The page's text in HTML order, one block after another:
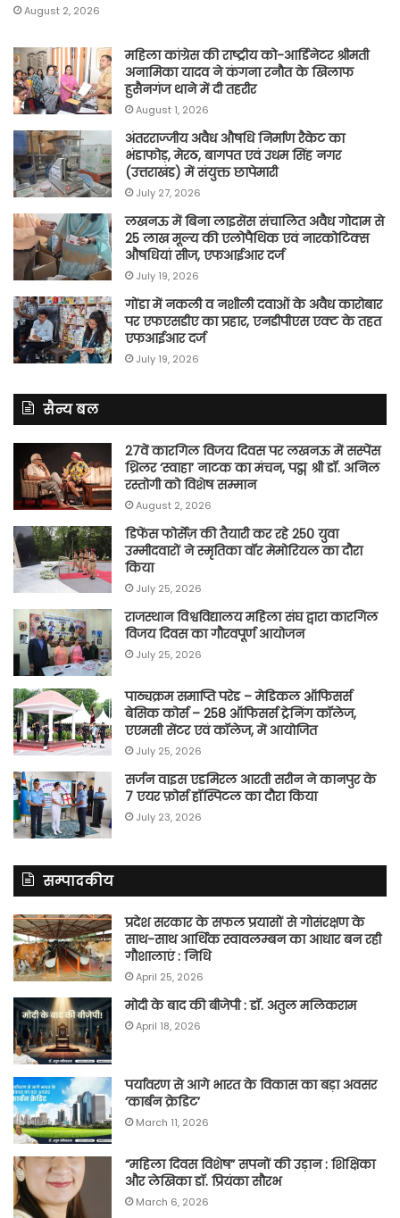
August 2, 2026
महिला कांग्रेस की राष्ट्रीय को-आर्डिनेटर श्रीमती
अनामिका यादव ने कंगना रनौत के खिलाफ
हुसैनगंज थाने में दी तहरीर
August 1, 2026
अंतरराज्जीय अवैध औषधि निर्माण रैकेट का
भंडाफोड़, मेरठ, बागपत एवं उधम सिंह नगर
(उत्तराखंड) में संयुक्त छापेमारी
July 27, 2026
लखनऊ में बिना लाइसेंस संचालित अवैध गोदाम से
25 लाख मूल्य की एलोपैथिक एवं नारकोटिक्स
औषधियां सीज, एफआईआर दर्ज
July 19, 2026
गोंडा में नकली व नशीली दवाओं के अवैध कारोबार
पर एफएसडीए का प्रहार, एनडीपीएस एक्ट के तहत
एफआईआर दर्ज
July 19, 2026
सैन्य बल
27वें कारगिल विजय दिवस पर लखनऊ में सस्पेंस
थ्रिलर ‘स्वाहा’ नाटक का मंचन, पद्म श्री डॉ. अनिल
रस्तोगी को विशेष सम्मान
August 2, 2026
डिफेंस फोर्सेज़ की तैयारी कर रहे 250 युवा
उम्मीदवारों ने स्मृतिका वॉर मेमोरियल का दौरा
किया
July 25, 2026
राजस्थान विश्वविद्यालय महिला संघ द्वारा कारगिल
विजय दिवस का गौरवपूर्ण आयोजन
July 25, 2026
पाठ्यक्रम समाप्ति परेड – मेडिकल ऑफिसर्स
बेसिक कोर्स – 258 ऑफिसर्स ट्रेनिंग कॉलेज,
एएमसी सेंटर एवं कॉलेज, में आयोजित
July 25, 2026
सर्जन वाइस एडमिरल आरती सरीन ने कानपुर के
7 एयर फ़ोर्स हॉस्पिटल का दौरा किया
July 23, 2026
सम्पादकीय
प्रदेश सरकार के सफल प्रयासों से गोसंरक्षण के
साथ-साथ आर्थिक स्वावलम्बन का आधार बन रही
गौशालाएं : निधि
April 25, 2026
मोदी के बाद की बीजेपी : डॉ. अतुल मलिकराम
April 18, 2026
पर्यावरण से आगे भारत के विकास का बड़ा अवसर
‘कार्बन क्रेडिट’
March 11, 2026
“महिला दिवस विशेष” सपनों की उड़ान : शिक्षिका
और लेखिका डॉ. प्रियंका सौरभ
March 6, 2026